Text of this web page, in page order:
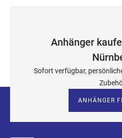
Anhänger
Sofort verfügbar,
ANHÄNGER